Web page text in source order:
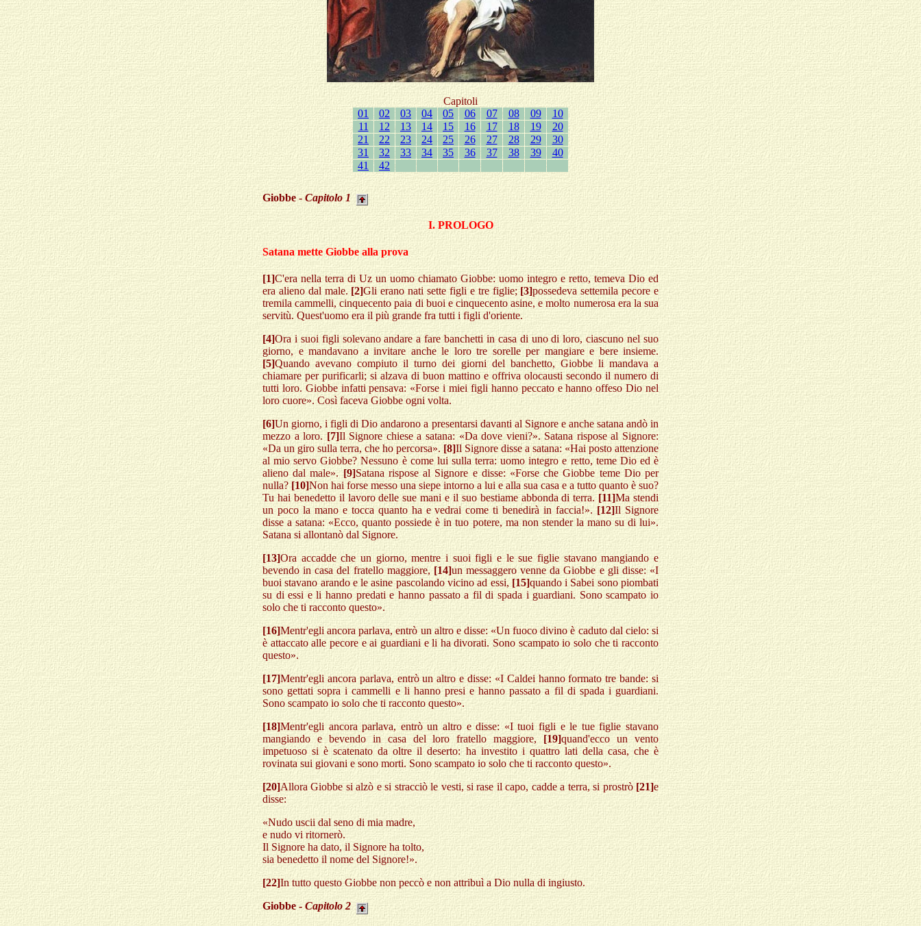
Capitoli
01
02 03 04 05 06 07 08 09
10
11
12 13 14 15 16 17 18 19
20
21
22 23 24 25 26 27 28 29
30
31
32 33 34 35 36 37 38 39
40
41
42
Giobbe -Capitolo1
I. PROLOGO
Satana mette Giobbe alla prova
[1]C'era nella terra di Uz un uomo chiamato Giobbe: uomo integro e retto, temeva Dio ed
era alieno dal male. [2]Gli erano nati sette figli e tre figlie; [3]possedeva settemila pecore e
tremila cammelli, cinquecento paia di buoi e cinquecento asine, e molto numerosa era la sua
servitù. Quest'uomo era il più grande fra tutti i figli d'oriente.
[4]Ora i suoi figli solevano andare a fare banchetti in casa di uno di loro, ciascuno nel suo
giorno, e mandavano a invitare anche le loro tre sorelle per mangiare e bere insieme.
[5]Quando avevano compiuto il turno dei giorni del banchetto, Giobbe li mandava a
chiamare per purificarli; si alzava di buon mattino e offriva olocausti secondo il numero di
tutti loro. Giobbe infatti pensava: «Forse i miei figli hanno peccato e hanno offeso Dio nel
loro cuore». Così faceva Giobbe ogni volta.
[6]Un giorno, i figli di Dio andarono a presentarsi davanti al Signore e anche satana andò in
mezzo a loro. [7]Il Signore chiese a satana: «Da dove vieni?». Satana rispose al Signore:
«Da un giro sulla terra, che ho percorsa». [8]Il Signore disse a satana: «Hai posto attenzione
al mio servo Giobbe? Nessuno è come lui sulla terra: uomo integro e retto, teme Dio ed è
alieno dal male».[9]Satana rispose al Signore e disse: «Forse che Giobbe teme Dio per
nulla? [10]Non hai forse messo una siepe intorno a lui e alla sua casa e a tutto quanto è suo?
Tu hai benedetto il lavoro delle sue mani e il suo bestiame abbonda di terra. [11]Ma stendi
un poco la mano e tocca quanto ha e vedrai come ti benedirà in faccia!». [12]Il Signore
disse a satana: «Ecco, quanto possiede è in tuo potere, ma non stender la mano su di lui».
Satana si allontanò dal Signore.
[13]Ora accadde che un giorno, mentre i suoi figli e le sue figlie stavano mangiando e
bevendo in casa del fratello maggiore, [14]un messaggero venne da Giobbe e gli disse: «I
buoi stavano arando e le asine pascolando vicino ad essi, [15]quando i Sabei sono piombati
su di essi e li hanno predati e hanno passato a fil di spada i guardiani. Sono scampato io
solo che ti racconto questo».
[16]Mentr'egli ancora parlava, entrò un altro e disse: «Un fuoco divino è caduto dal cielo: si
è attaccato alle pecore e ai guardiani e li ha divorati. Sono scampato io solo che ti racconto
questo».
[17]Mentr'egli ancora parlava, entrò un altro e disse: «I Caldei hanno formato tre bande: si
sono gettati sopra i cammelli e li hanno presi e hanno passato a fil di spada i guardiani.
Sono scampato io solo che ti racconto questo».
[18]Mentr'egli ancora parlava, entrò un altro e disse: «I tuoi figli e le tue figlie stavano
mangiando e bevendo in casa del loro fratello maggiore, [19]quand'ecco un vento
impetuoso si è scatenato da oltre il deserto: ha investito i quattro lati della casa, che è
rovinata sui giovani e sono morti. Sono scampato io solo che ti racconto questo».
[20]Allora Giobbe si alzò e si stracciò le vesti, si rase il capo, cadde a terra, si prostrò [21]e
disse:
«Nudo uscii dal seno di mia madre,
e nudo vi ritornerò.
Il Signore ha dato, il Signore ha tolto,
sia benedetto il nome del Signore!».
[22]In tutto questo Giobbe non peccò e non attribuì a Dio nulla di ingiusto.
Giobbe - Capitolo2